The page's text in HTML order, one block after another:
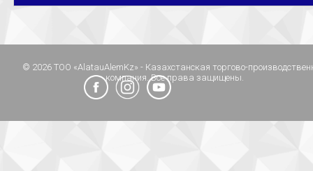
© 2026 ТОО «AlatauAlemKz» - Казахстанская торгово-
компания. Все права защищены.